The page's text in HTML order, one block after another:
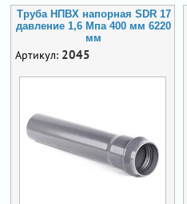
Труба НПВХ напорная SDR 17
давление 1,6 Мпа 400 мм 6220
мм
Артикул: 2045